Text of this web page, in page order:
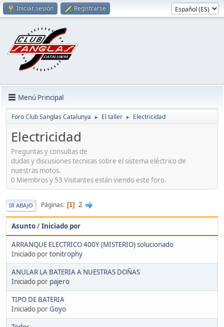
Iniciar sesión Registrarse
Menú Principal
Foro Club Sanglas Catalunya ► El taller ► Electricidad
Electricidad
Preguntas y consultas de
dudas y discusiones tecnicas sobre el sistema eléctrico de
nuestras motos.
0 Miembros y 53 Visitantes están viendo este foro.
IR ABAJO Páginas 1 2
Asunto/Iniciado por
ARRANQUE ELECTRICO 400Y (MISTERIO) solucionado
Iniciado portonitrophy
ANULAR LA BATERIA A NUESTRAS DOÑAS
Iniciado por pajero
TIPO DE BATERIA
Iniciado porGoyo